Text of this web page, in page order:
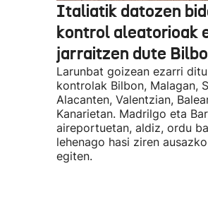
Italiatik datozen
kontrol aleatorioak
jarraitzen dute
Larunbat goizean ezarri
kontrolak Bilbon, Malagan,
Alacanten, Valentzian,
Kanarietan. Madrilgo eta
aireportuetan, aldiz, ordu
lehenago hasi ziren
egiten.